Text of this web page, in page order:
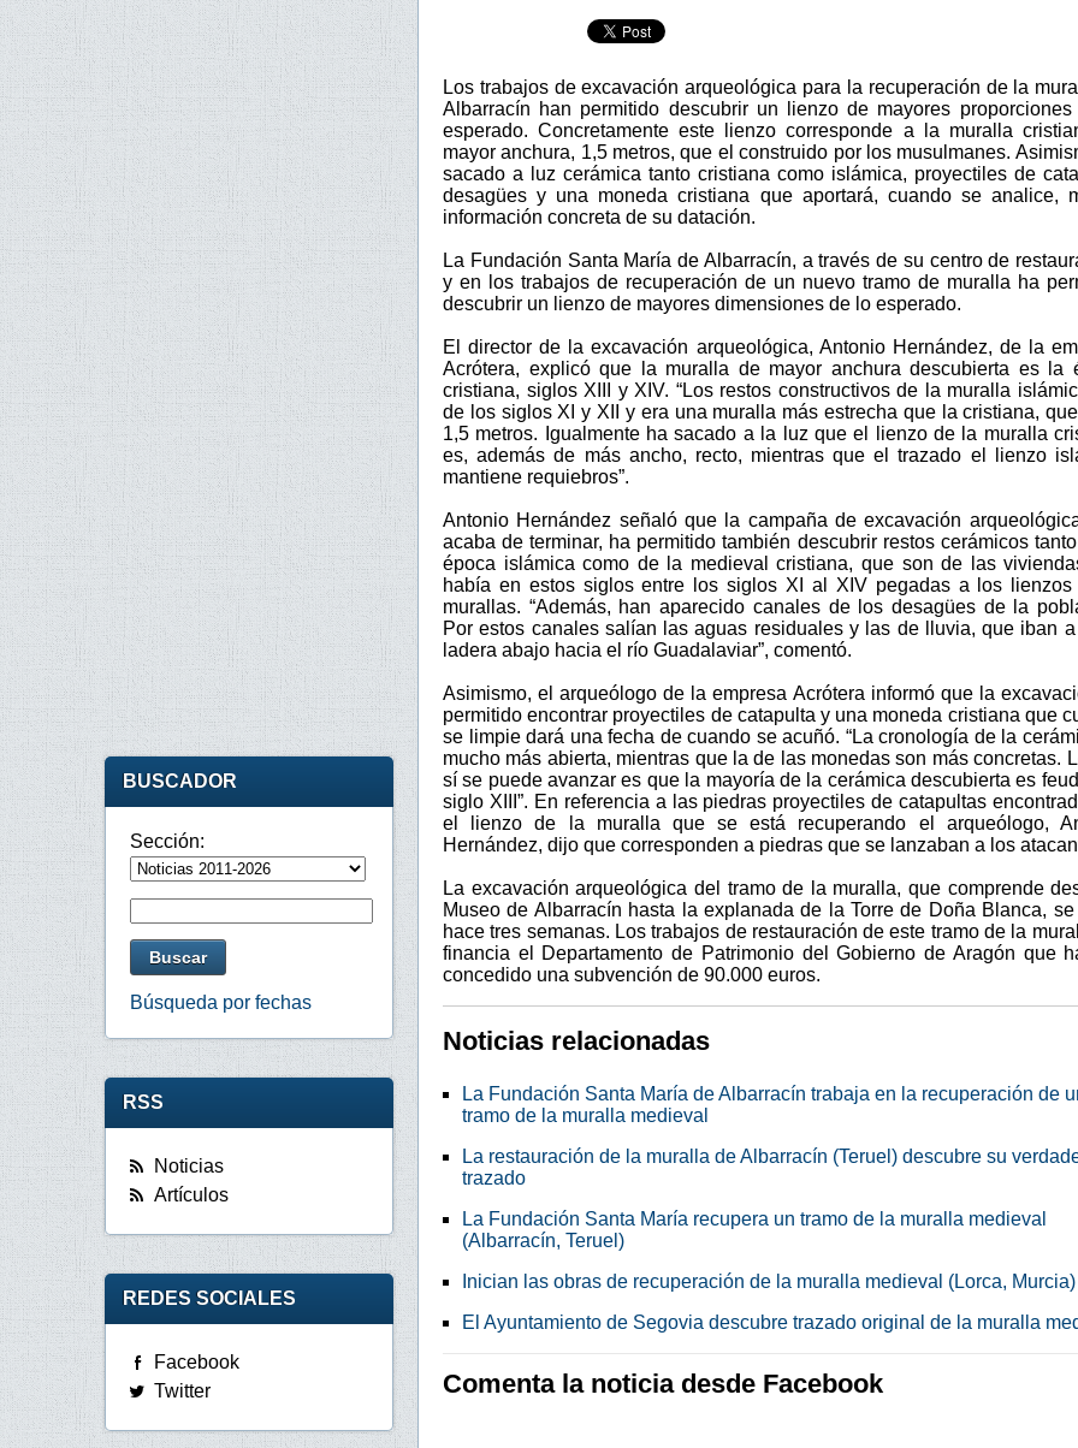
Los trabajos de excavación arqueológica para la recuperación de la
Albarracín han permitido descubrir un lienzo de mayores
esperado. Concretamente este lienzo corresponde a la muralla
mayor anchura, 1,5 metros, que el construido por los musulmanes.
sacado a luz cerámica tanto cristiana como islámica, proyectiles de
desagües y una moneda cristiana que aportará, cuando se analice,
información concreta de su datación.
La Fundación Santa María de Albarracín, a través de su centro de
y en los trabajos de recuperación de un nuevo tramo de muralla ha
descubrir un lienzo de mayores dimensiones de lo esperado.
El director de la excavación arqueológica, Antonio Hernández, de la
Acrótera, explicó que la muralla de mayor anchura descubierta es la
cristiana, siglos XIII y XIV. “Los restos constructivos de la muralla
de los siglos XI y XII y era una muralla más estrecha que la cristiana,
1,5 metros. Igualmente ha sacado a la luz que el lienzo de la muralla
es, además de más ancho, recto, mientras que el trazado el lienzo
mantiene requiebros”.
Antonio Hernández señaló que la campaña de excavación
acaba de terminar, ha permitido también descubrir restos cerámicos
época islámica como de la medieval cristiana, que son de las
había en estos siglos entre los siglos XI al XIV pegadas a los
murallas. “Además, han aparecido canales de los desagües de la
Por estos canales salían las aguas residuales y las de lluvia, que iban
ladera abajo hacia el río Guadalaviar”, comentó.
Asimismo, el arqueólogo de la empresa Acrótera informó que la
permitido encontrar proyectiles de catapulta y una moneda cristiana que
se limpie dará una fecha de cuando se acuñó. “La cronología de la
mucho más abierta, mientras que la de las monedas son más concretas.
sí se puede avanzar es que la mayoría de la cerámica descubierta es
siglo XIII”. En referencia a las piedras proyectiles de catapultas
el lienzo de la muralla que se está recuperando el arqueólogo,
Hernández, dijo que corresponden a piedras que se lanzaban a los
La excavación arqueológica del tramo de la muralla, que comprende
Museo de Albarracín hasta la explanada de la Torre de Doña Blanca,
hace tres semanas. Los trabajos de restauración de este tramo de la
financia el Departamento de Patrimonio del Gobierno de Aragón que
concedido una subvención de 90.000 euros.
Noticias relacionadas
La Fundación Santa María de Albarracín trabaja en la recuperación de
tramo de la muralla medieval
La restauración de la muralla de Albarracín (Teruel) descubre su
trazado
La Fundación Santa María recupera un tramo de la muralla medieval
(Albarracín, Teruel)
Inician las obras de recuperación de la muralla medieval (Lorca, Murcia)
El Ayuntamiento de Segovia descubre trazado original de la muralla
Comenta la noticia desde Facebook
BUSCADOR
Sección:
Búsqueda por fechas
RSS
Noticias
Artículos
REDES SOCIALES
Facebook
Twitter